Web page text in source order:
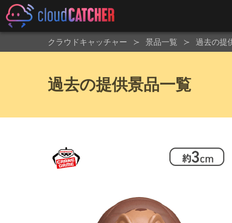
クラウドキャッチャー 景品一覧 過去の提
過去の提供景品一覧